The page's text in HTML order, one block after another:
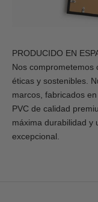
PRODUCIDO EN
Nos comprometemos
éticas y sostenibles.
marcos, fabricados
PVC de calidad
máxima durabilidad y
excepcional.